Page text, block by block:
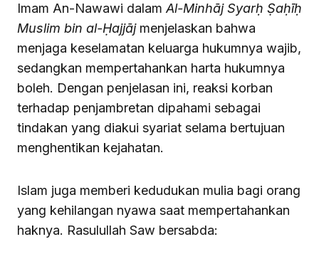
Imam An-Nawawi dalam Al-Minhāj Syarḥ Ṣaḥīḥ
Muslim bin al-Ḥajjājmenjelaskan bahwa
menjaga keselamatan keluarga hukumnya wajib,
sedangkan mempertahankan harta hukumnya
boleh. Dengan penjelasan ini, reaksi korban
terhadap penjambretan dipahami sebagai
tindakan yang diakui syariat selama bertujuan
menghentikan kejahatan.
Islam juga memberi kedudukan mulia bagi orang
yang kehilangan nyawa saat mempertahankan
haknya. Rasulullah Saw bersabda: